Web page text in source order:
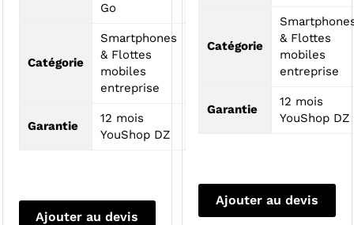
Go
Catégorie
Smartphones
& Flottes
mobiles
entreprise
Garantie
12 mois
YouShop DZ
Ajouter au devis
Catégorie
& Flottes
mobiles
entreprise
Garantie
12 mois
YouShop DZ
Ajouter au devis